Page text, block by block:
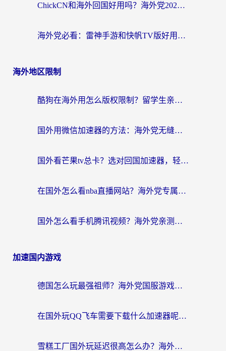
ChickCN和海外回国好用吗？海外党2026亲测：从手游到影音，选对加速器的3个关键
海外党必看：雷神手游和快帆TV版好用吗？3步选对回国加速器不踩坑
海外地区限制
酷狗在海外用怎么版权限制？留学生亲测：3步解决听国内音乐难题
国外用微信加速器的方法：海外党无缝连接国内生活的实用指南
国外看芒果tv总卡？选对回国加速器，轻松追《浪姐》不费劲
在国外怎么看nba直播网站？海外党专属体育观赛指南，告别地区限制！
国外怎么看手机腾讯视频？海外党亲测有效的追剧加速器选择指南
加速国内游戏
德国怎么玩最强祖师？海外党国服游戏加速器选择全攻略（附宝可梦Online实测）
在国外玩QQ飞车需要下载什么加速器呢？海外党亲测有效的国服游戏加速指南
雪糕工厂国外玩延迟很高怎么办？海外玩家国服游戏加速终极攻略（附实测推荐）